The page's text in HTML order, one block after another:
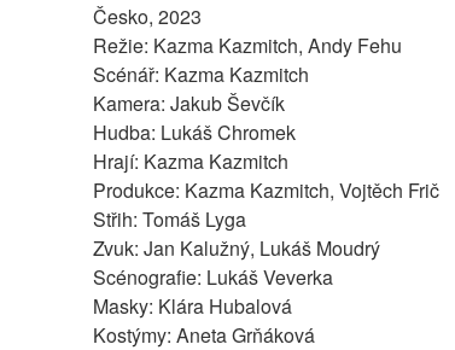
Česko, 2023
Režie: Kazma Kazmitch, Andy Fehu
Scénář: Kazma Kazmitch
Kamera: Jakub Ševčík
Hudba: Lukáš Chromek
Hrají: Kazma Kazmitch
Produkce: Kazma Kazmitch, Vojtěch Frič
Střih: Tomáš Lyga
Zvuk: Jan Kalužný, Lukáš Moudrý
Scénografie: Lukáš Veverka
Masky: Klára Hubalová
Kostýmy: Aneta Grňáková